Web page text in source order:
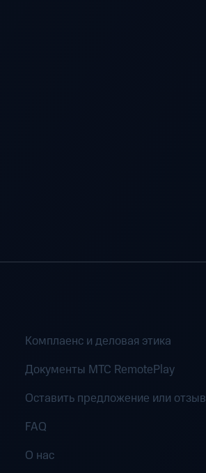
Комплаенс и деловая этика
Документы MTC RemotePlay
Оставить предложение или отзыв
FAQ
О нас